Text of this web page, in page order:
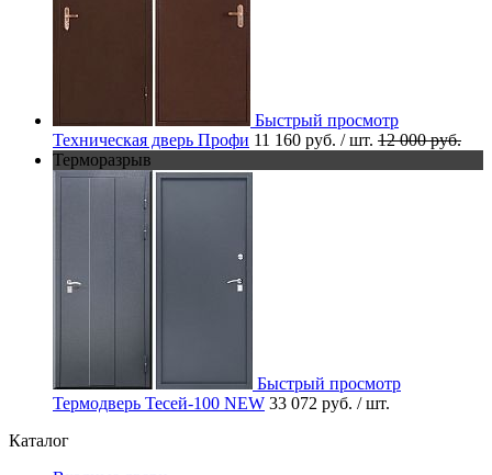
Быстрый просмотр
Техническая дверь Профи 11 160 руб. / шт. 12 000 руб.
Терморазрыв
Быстрый просмотр
Термодверь Тесей-100 NEW 33 072 руб. / шт.
Каталог